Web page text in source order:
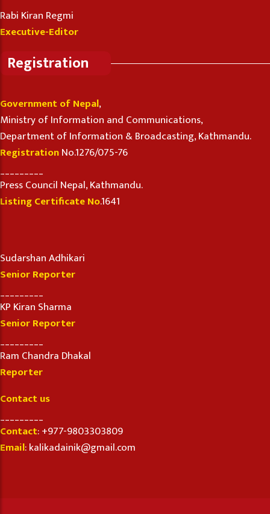
Rabi Kiran Regmi
Executive-Editor
Registration
Government of Nepal,
Ministry of Information and Communications,
Department of Information & Broadcasting, Kathmandu.
RegistrationNo.1276/075-76
Press Council Nepal, Kathmandu.
Listing Certificate No.1641
Sudarshan Adhikari
Senior Reporter
KP Kiran Sharma
Senior Reporter
Ram Chandra Dhakal
Reporter
Contact us
Contact: +977-9803303809
Email: kalikadainik@gmail.com